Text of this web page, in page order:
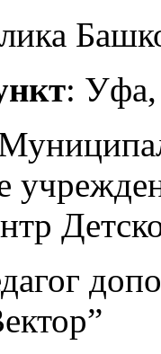
: Уфа,